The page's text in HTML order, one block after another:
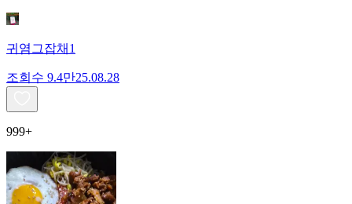
귀염그잡채1
조회수 9.4만25.08.28
999+